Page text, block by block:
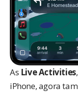
As Live Activities
iPhone, agora